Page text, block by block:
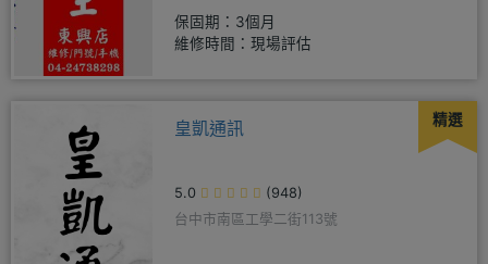
保固期：3個月
維修時間：現場評估
精選
皇凱通訊
5.0
(948)
台中市南區工學二街113號